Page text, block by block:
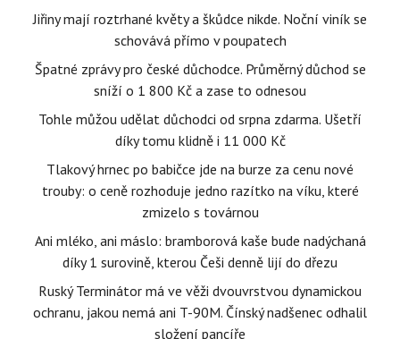
Jiřiny mají roztrhané květy a škůdce nikde. Noční viník se
schovává přímo v poupatech
Špatné zprávy pro české důchodce. Průměrný důchod se
sníží o 1 800 Kč a zase to odnesou
Tohle můžou udělat důchodci od srpna zdarma. Ušetří
díky tomu klidně i 11 000 Kč
Tlakový hrnec po babičce jde na burze za cenu nové
trouby: o ceně rozhoduje jedno razítko na víku, které
zmizelo s továrnou
Ani mléko, ani máslo: bramborová kaše bude nadýchaná
díky 1 surovině, kterou Češi denně lijí do dřezu
Ruský Terminátor má ve věži dvouvrstvou dynamickou
ochranu, jakou nemá ani T-90M. Čínský nadšenec odhalil
složení pancíře